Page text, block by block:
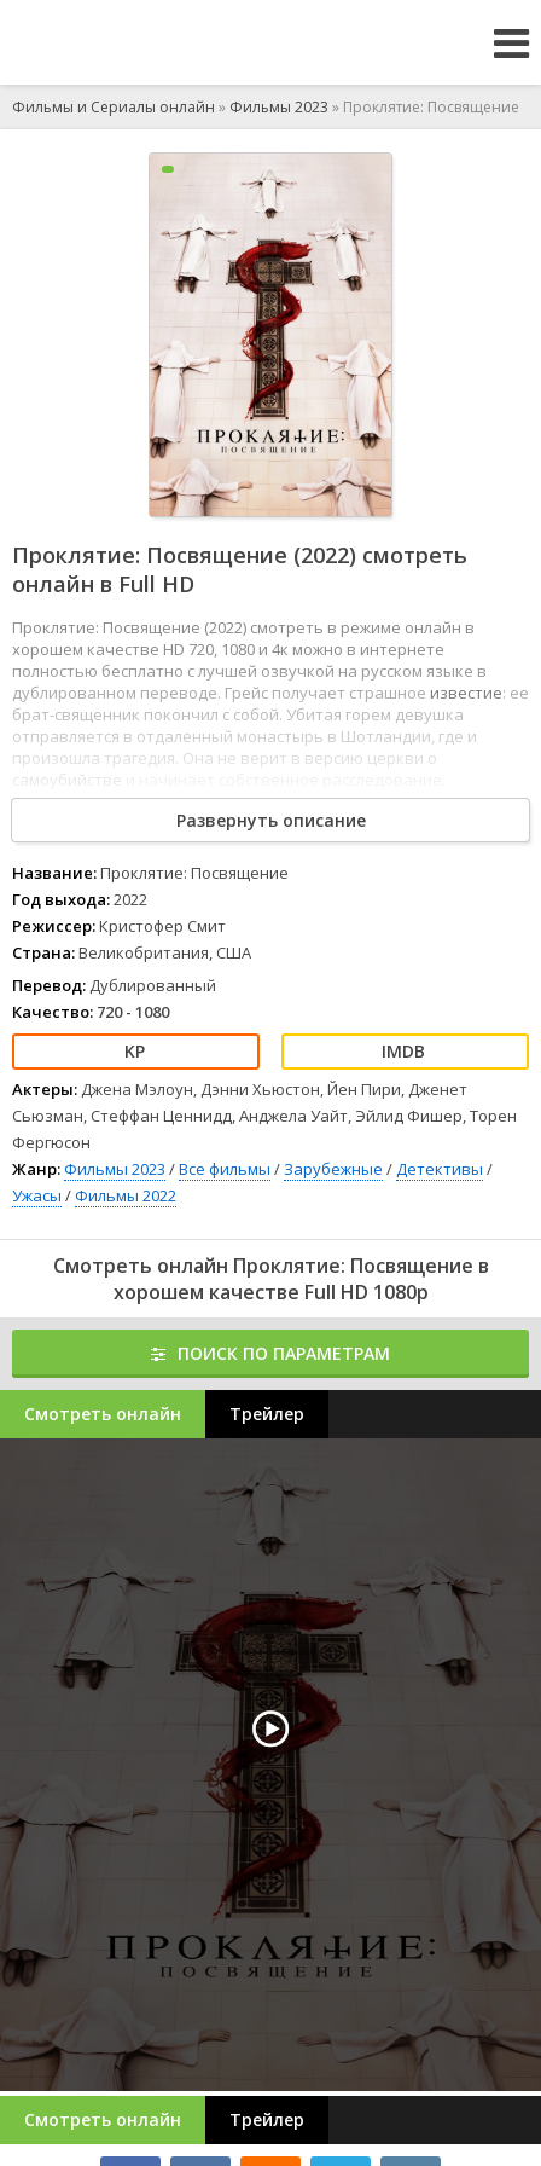
Фильмы и Сериалы онлайн » Фильмы 2023 » Проклятие: Посвящение
Проклятие: Посвящение (2022) смотреть
онлайн в Full HD
Проклятие: Посвящение (2022) смотреть в режиме онлайн в
хорошем качестве HD 720, 1080 и 4к можно в интернете
полностью бесплатно с лучшей озвучкой на русском языке в
дублированном переводе. Грейс получает страшное известие: ее
брат-священник покончил с собой. Убитая горем девушка
отправляется в отдаленный монастырь в Шотландии, где и
произошла трагедия. Она не верит в версию церкви о
самоубийстве
12345 678
Развернуть описание
Название:Проклятие: Посвящение
Год выхода:2022
Режиссер:Кристофер Смит
Страна:Великобритания, США
Перевод: Дублированный
Качество: 720 - 1080
Актеры: Джена Мэлоун, Дэнни Хьюстон, Йен Пири, Дженет
Сьюзман, Стеффан Ценнидд, Анджела Уайт, Эйлид Фишер, Торен
Фергюсон
Жанр:Фильмы 2023 /Все фильмы / Зарубежные /Детективы /
Ужасы /Фильмы 2022
Смотреть онлайн Проклятие: Посвящение в
хорошем качестве Full HD 1080p
ПОИСК ПО ПАРАМЕТРАМ
Смотреть онлайн Трейлер
Смотреть онлайн Трейлер